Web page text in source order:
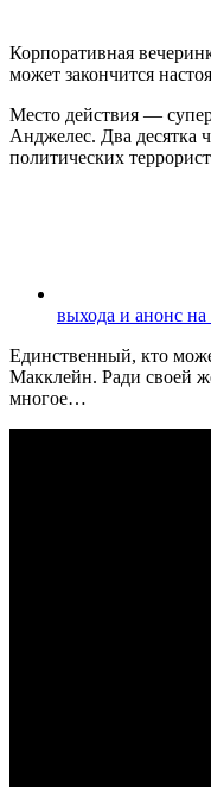
Корпоративная
может закончится
Место действия —
Анджелес. Два десятка
политических
выхода и анонс
Единственный, кто
Макклейн. Ради своей
многое…